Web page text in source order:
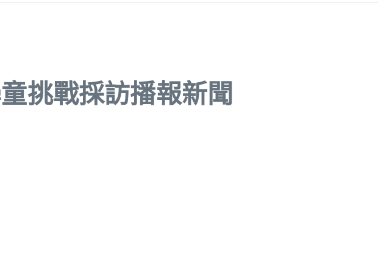
挑戰採訪播報新聞